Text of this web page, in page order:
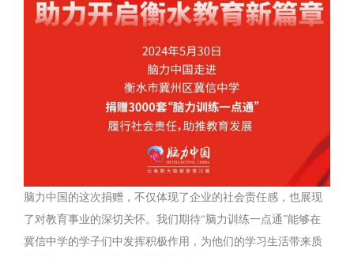
脑力中国的这次捐赠，不仅体现了企业的社会责任感，也展现
了对教育事业的深切关怀。我们期待“脑力训练一点通”能够在
冀信中学的学子们中发挥积极作用，为他们的学习生活带来质